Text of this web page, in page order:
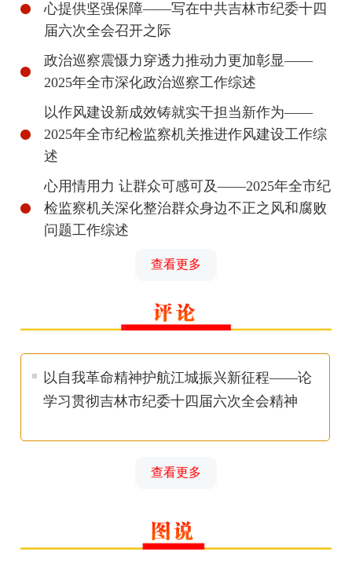
心提供坚强保障——写在中共吉林市纪委十四
届六次全会召开之际
政治巡察震慑力穿透力推动力更加彰显——
2025年全市深化政治巡察工作综述
以作风建设新成效铸就实干担当新作为——
2025年全市纪检监察机关推进作风建设工作综
述
心用情用力 让群众可感可及——2025年全市纪
检监察机关深化整治群众身边不正之风和腐败
问题工作综述
查看更多
以自我革命精神护航江城振兴新征程——论
学习贯彻吉林市纪委十四届六次全会精神
查看更多